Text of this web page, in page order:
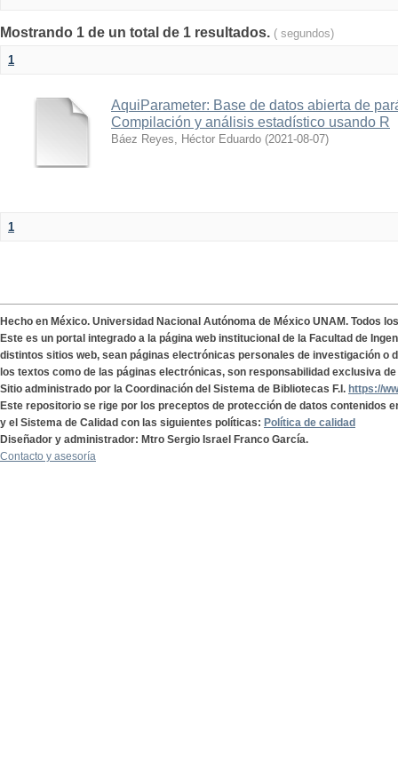
Mostrando 1 de un total de 1 resultados. ( segundos)
1
AquiParameter: Base de datos abierta de
Compilación y análisis estadístico usando R
Báez Reyes, Héctor Eduardo (2021-08-07)
1
Hecho en México. Universidad Nacional Autónoma de México UNAM. Todos
Este es un portal integrado a la página web institucional de la Facultad de
distintos sitios web, sean páginas electrónicas personales de investigación o
los textos como de las páginas electrónicas, son responsabilidad exclusiva
Sitio administrado por la Coordinación del Sistema de Bibliotecas F.I. https://
Este repositorio se rige por los preceptos de protección de datos contenidos
y el Sistema de Calidad con las siguientes políticas: Política de calidad
Diseñador y administrador: Mtro Sergio Israel Franco García.
Contacto y asesoría